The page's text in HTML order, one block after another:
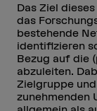
Das Ziel
das
bestehende
identifizieren
Bezug auf die
abzuleiten.
Zielgruppe
zunehmenden